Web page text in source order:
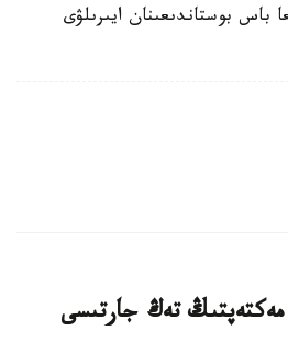
باس بوستاندىعىنان ايىرىلۋى
32 جەكە مەكتەپتىڭ تەڭ جارتىسى